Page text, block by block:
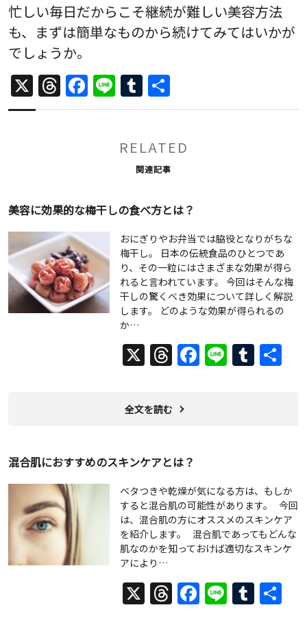
忙しい毎日だからこそ継続が難しい美容方法
も、まずは簡単なものから続けてみてはいかが
でしょうか。
X Threads
Facebook
LineTumblr
有
RELATED
関連記事
美容に効果的な梅干しの食べ方とは？
おにぎりやお弁当では脇役となりがちな
梅干し。 日本の伝統食品のひとつであ
り、その一粒にはさまざまな効果が得ら
れると言われています。 今回はそんな梅
干しの驚くべき効果について詳しく解説
します。 どのような効果が得られるの
か…
X Threads
Facebook
Line
全文を読む
混合肌におすすめのスキンケアとは？
ベタつきや乾燥が気になる方は、もしか
すると混合肌の可能性があります。 今回
は、混合肌の方にオススメのスキンケア
を紹介します。 混合肌であってもどんな
肌なのかを知っておけば適切なスキンケ
アにより…
X Threads
Facebook
Line